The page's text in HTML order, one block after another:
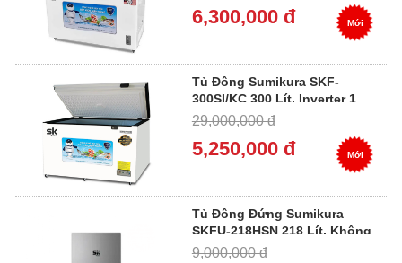
6,300,000 đ Mới
Tủ Đông Sumikura SKF-
300SI/KC 300 Lít, Inverter 1
Ngăn 1 Cánh
29,000,000 đ
5,250,000 đ Mới
Tủ Đông Đứng Sumikura
SKFU-218HSN 218 Lít, Không
Đóng Tuyết
9,000,000 đ